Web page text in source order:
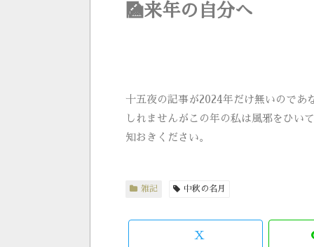
🎑来年の自分へ
十五夜の記事が2024年だけ無いのであ
しれませんがこの年の私は風邪をひい
知おきください。
雑記 中秋の名月
X